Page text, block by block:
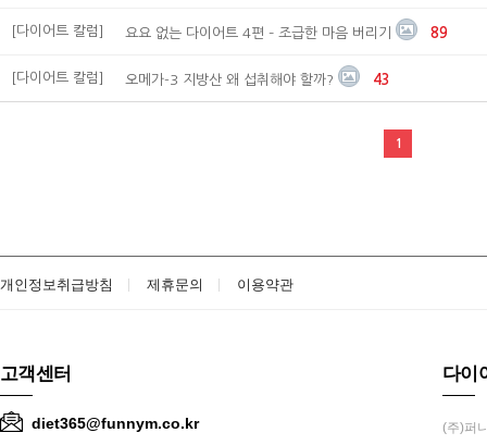
[다이어트 칼럼] 요요 없는 다이어트 4편 – 조급한 마음 버리기 89
[다이어트 칼럼] 오메가-3 지방산 왜 섭취해야 할까? 43
1
개인정보취급방침 제휴문의 이용약관
고객센터
diet365@funnym.co.kr
다이
(주)퍼